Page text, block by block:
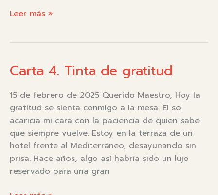
Carta
Leer más »
Carta 4. Tinta de gratitud
15 de febrero de 2025 Querido Maestro, Hoy la
gratitud se sienta conmigo a la mesa. El sol
acaricia mi cara con la paciencia de quien sabe
que siempre vuelve. Estoy en la terraza de un
hotel frente al Mediterráneo, desayunando sin
prisa. Hace años, algo así habría sido un lujo
reservado para una gran